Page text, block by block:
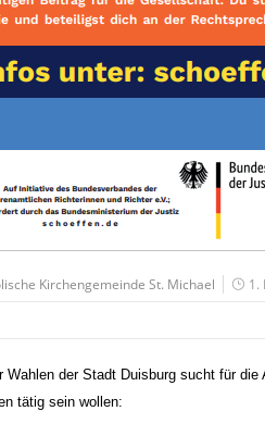
Kirchengemeinde St. Michael 1.
Wahlen der Stadt Duisburg sucht für
tätig sein wollen: